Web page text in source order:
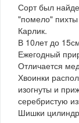
Сорт был
"помело"
Карлик.
В 10лет до
Ежегодный
Отличается
Хвоинки
изогнуты и
серебристую
Шишки